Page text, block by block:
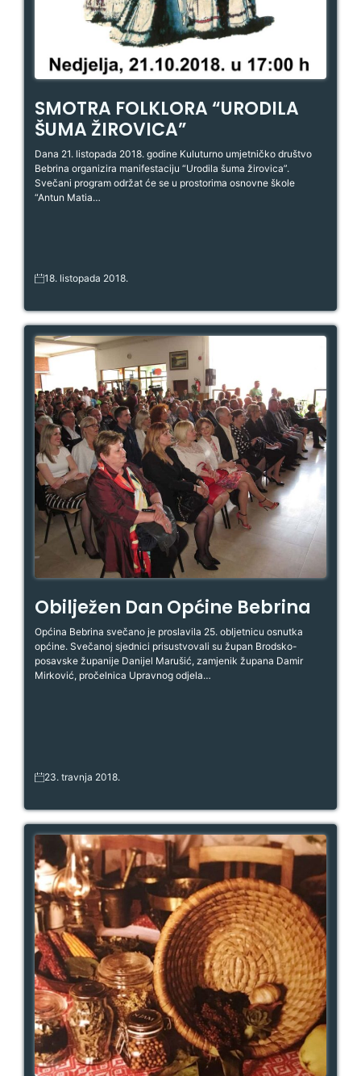
SMOTRA FOLKLORA “URODILA
ŠUMA ŽIROVICA”
Dana 21. listopada 2018. godine Kuluturno umjetničko društvo
Bebrina organizira manifestaciju “Urodila šuma žirovica”.
Svečani program održat će se u prostorima osnovne škole
“Antun Matia…
18. listopada 2018.
Obilježen Dan Općine Bebrina
Općina Bebrina svečano je proslavila 25. obljetnicu osnutka
općine. Svečanoj sjednici prisustvovali su župan Brodsko-
posavske županije Danijel Marušić, zamjenik župana Damir
Mirković, pročelnica Upravnog odjela…
23. travnja 2018.